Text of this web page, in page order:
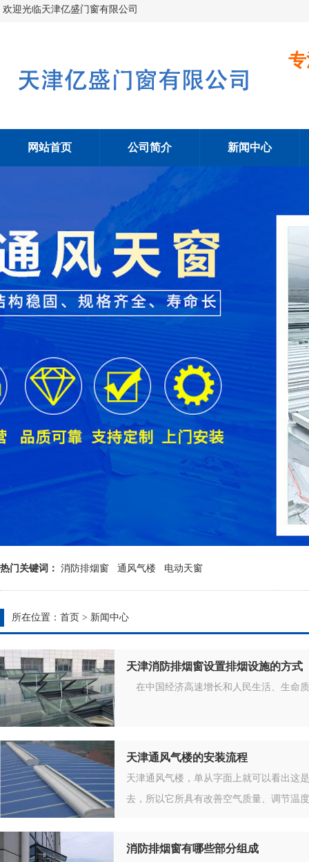
欢迎光临天津亿盛门窗有限公司
网站首页 公司简介 新闻中心
热门关键词： 消防排烟窗 通风气楼 电动天窗
所在位置： 首页 > 新闻中心
天津消防排烟窗设置排烟设施的方式
在中国经济高速增长和人民生活、生命
天津通风气楼的安装流程
天津通风气楼，单从字面上就可以看出这
去，所以它所具有改善空气质量、调节温
消防排烟窗有哪些部分组成